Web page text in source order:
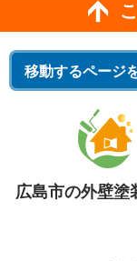
広島市の外壁塗